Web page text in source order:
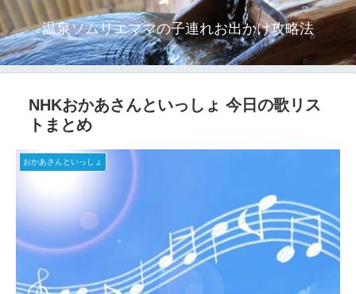
温泉ソムリエママの子連れお出かけ攻略法
NHKおかあさんといっしょ 今日の歌リス
トまとめ
おかあさんといっしょ